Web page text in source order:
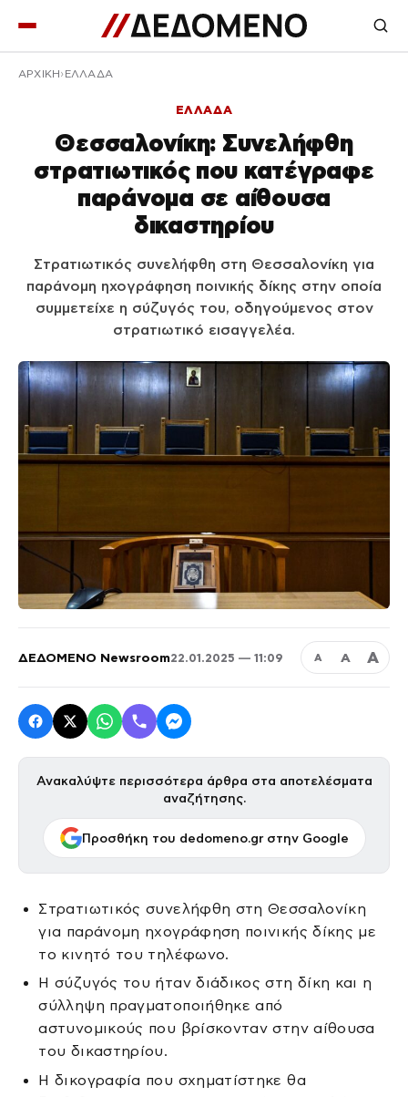
ΑΡΧΙΚΉ ΕΛΛΑΔΑ
ΕΛΛΑΔΑ
Θεσσαλονίκη: Συνελήφθη
στρατιωτικός που κατέγραφε
παράνομα σε αίθουσα
δικαστηρίου
Στρατιωτικός συνελήφθη στη Θεσσαλονίκη για
παράνομη ηχογράφηση ποινικής δίκης στην οποία
συμμετείχε η σύζυγός του, οδηγούμενος στον
στρατιωτικό εισαγγελέα.
ΔΕΔΟΜΕΝΟ Newsroom22.01.2025 — 11:09 Α Α Α
Ανακαλύψτε περισσότερα άρθρα στα αποτελέσματα
αναζήτησης.
Προσθήκη του dedomeno.gr στην Google
Στρατιωτικός συνελήφθη στη Θεσσαλονίκη
για παράνομη ηχογράφηση ποινικής δίκης με
το κινητό του τηλέφωνο.
Η σύζυγός του ήταν διάδικος στη δίκη και η
σύλληψη πραγματοποιήθηκε από
αστυνομικούς που βρίσκονταν στην αίθουσα
του δικαστηρίου.
Η δικογραφία που σχηματίστηκε θα